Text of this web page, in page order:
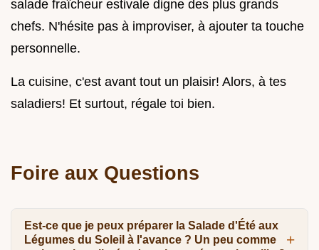
salade fraîcheur estivale digne des plus grands
chefs. N'hésite pas à improviser, à ajouter ta touche
personnelle.
La cuisine, c'est avant tout un plaisir! Alors, à tes
saladiers! Et surtout, régale toi bien.
Foire aux Questions
Est-ce que je peux préparer la Salade d'Été aux
Légumes du Soleil à l'avance ? Un peu comme